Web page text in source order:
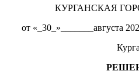
КУРГАНСКАЯ
от «_30_»_______августа